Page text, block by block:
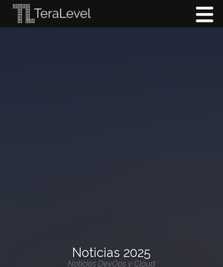
Noticias 2025
Noticias DevOps y Cloud